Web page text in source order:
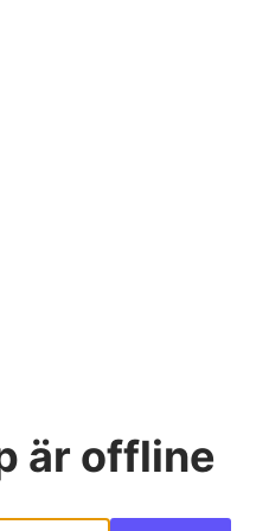
är offline